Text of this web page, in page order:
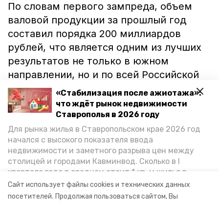
Сайт использует файлы cookies и технических данных
посетителей. Продолжая пользоваться сайтом, Вы
«Стабилизация после ажиотажа»:
что ждёт рынок недвижимости
Ставрополья в 2026 году
Для рынка жилья в Ставропольском крае 2026 год
начался с высокого показателя ввода
недвижимости и заметного разрыва цен между
столицей и городами Кавминвод. Сколько в I
квартале года в среднем стоит 1 кв. м жилья в
городах и округах региона, как изменился спрос на
первичку и вторичку, какова себестоимость
По словам первого зампреда, объем
валовой продукции за прошлый год
составил порядка 200 миллиардов
рублей, что является одним из лучших
результатов не только в южном
направлении, но и по всей Российской
Федерации. Для сравнения Николай
Великдань предоставил статистику
семнадцатилетней давности, где
результаты был в десять раз ниже.
Залогом всего этого успеха стало
взаимодействие Агропромобъединения,
Профсоюза ПАК региональной власти,
заметил чиновник.